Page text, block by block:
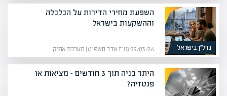
נדל”ן בישראל
השפעת מחירי הדירות על הכלכלה
וההשקעות בישראל
05/03/26 (ט״ז אדר תשפ״ו) | מערכת אפיק
היתר בניה תוך 3 חודשים – מציאות או
פנטזיה?